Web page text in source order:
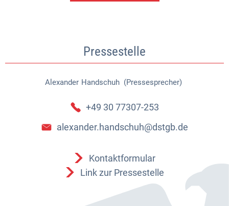
Pressestelle
Alexander Handschuh (Pressesprecher)
Alexander Handschuh
+49 30 77307-253
alexander.handschuh@dstgb.de
Kontaktformular
Link zur Pressestelle